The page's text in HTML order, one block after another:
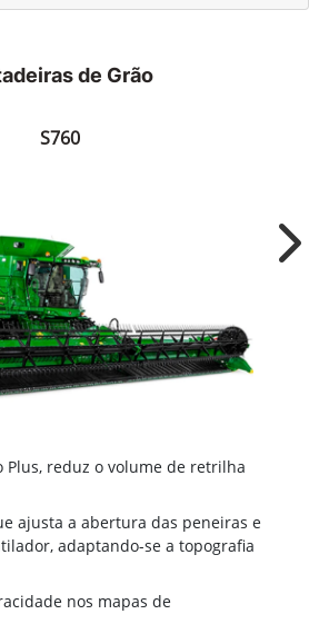
de Grão
S760
Plus, reduz o volume de retrilha
ajusta a abertura das peneiras e
adaptando-se a topografia
nos mapas de